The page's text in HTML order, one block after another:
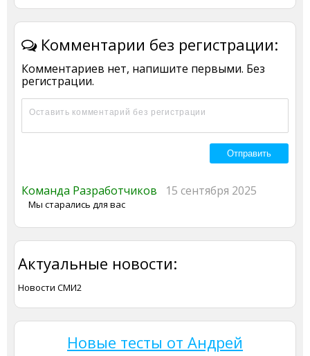
Комментарии без регистрации:
Комментариев нет, напишите первыми. Без
регистрации.
Команда Разработчиков 15 сентября 2025
Мы старались для вас
Актуальные новости:
Новости СМИ2
Новые тесты от Андрей